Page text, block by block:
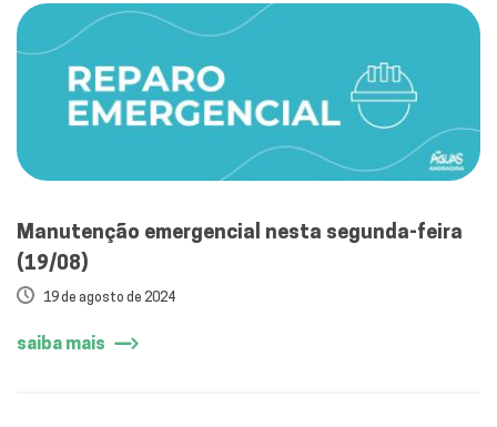
Manutenção emergencial nesta segunda-feira
(19/08)
19 de agosto de 2024
saiba mais